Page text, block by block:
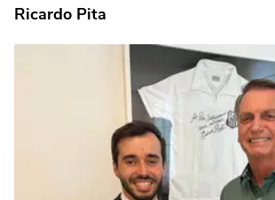
Ricardo Pita